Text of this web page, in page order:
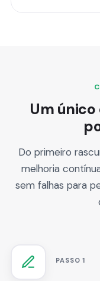
Um
Do primeiro
melhoria
sem falhas para
PASSO 1